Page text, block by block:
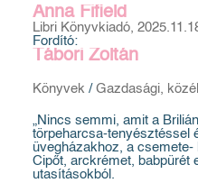
Anna Fifield
Libri Könyvkiadó,
Fordító:
Tábori Zoltán
Könyvek / Gazdasági,
„Nincs semmi, amit a
törpeharcsa-tenyésztéssel
üvegházakhoz, a
Cipőt, arckrémet, babpürét
utasításokból.